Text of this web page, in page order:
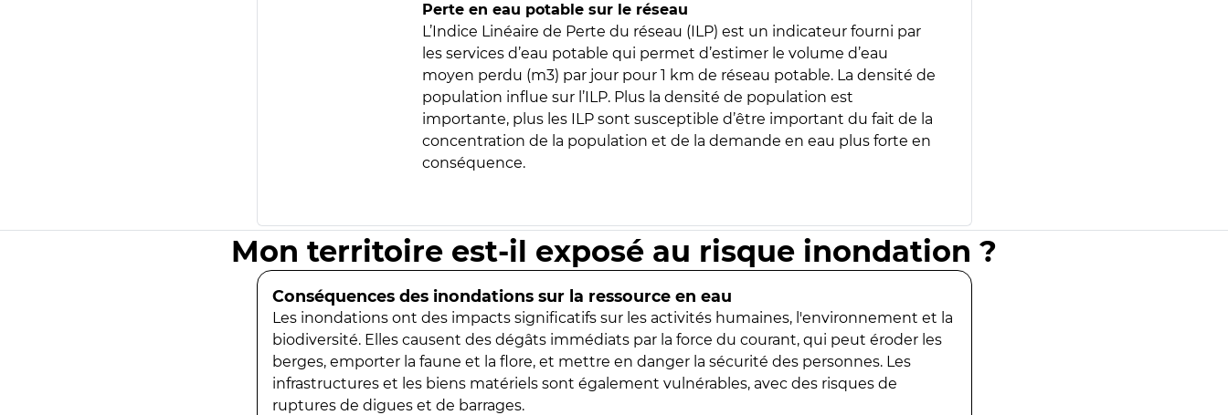
Perte en eau potable sur le réseau
L’Indice Linéaire de Perte du réseau (ILP) est un indicateur fourni par
les services d’eau potable qui permet d’estimer le volume d’eau
moyen perdu (m3) par jour pour 1 km de réseau potable. La densité de
population influe sur l’ILP. Plus la densité de population est
importante, plus les ILP sont susceptible d’être important du fait de la
concentration de la population et de la demande en eau plus forte en
conséquence.
Mon territoire est-il exposé au risque inondation ?
Conséquences des inondations sur la ressource en eau
Les inondations ont des impacts significatifs sur les activités humaines, l'environnement et la
biodiversité. Elles causent des dégâts immédiats par la force du courant, qui peut éroder les
berges, emporter la faune et la flore, et mettre en danger la sécurité des personnes. Les
infrastructures et les biens matériels sont également vulnérables, avec des risques de
ruptures de digues et de barrages.